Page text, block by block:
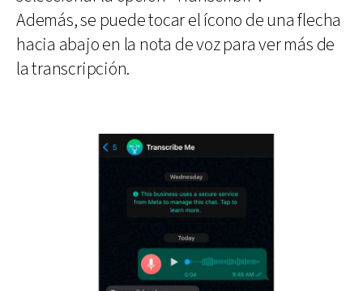
Además, se puede tocar el ícono de una flecha
hacia abajo en la nota de voz para ver más de
la transcripción.